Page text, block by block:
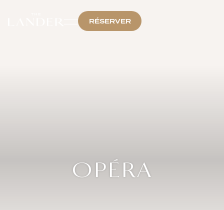
RÉSERVER
OPÉRA